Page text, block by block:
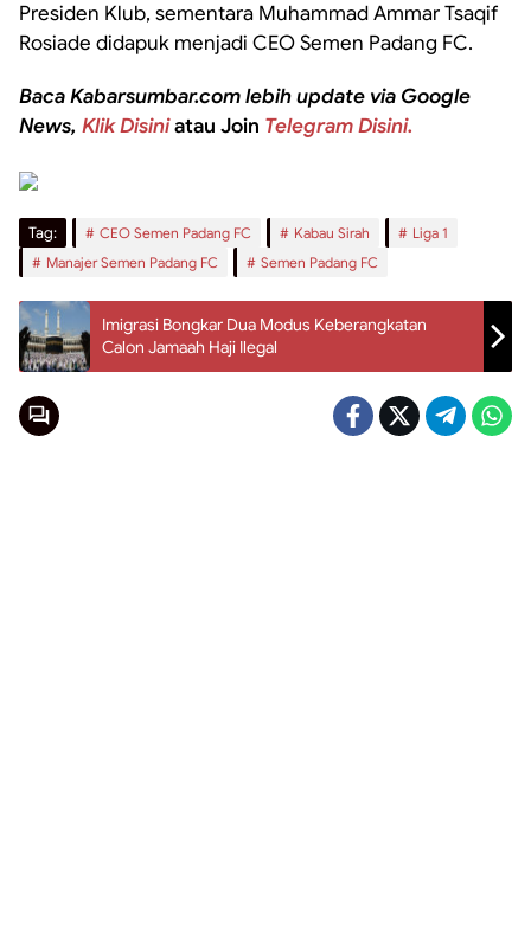
Presiden Klub, sementara Muhammad Ammar Tsaqif
Rosiade didapuk menjadi CEO Semen Padang FC.
Baca Kabarsumbar.com lebih update via Google
News, Klik Disiniatau Join Telegram Disini.
Tag: CEO Semen Padang FC Kabau Sirah
Liga 1
Manajer Semen Padang FC
Semen Padang FC
Imigrasi Bongkar Dua Modus Keberangkatan
Calon Jamaah Haji Ilegal